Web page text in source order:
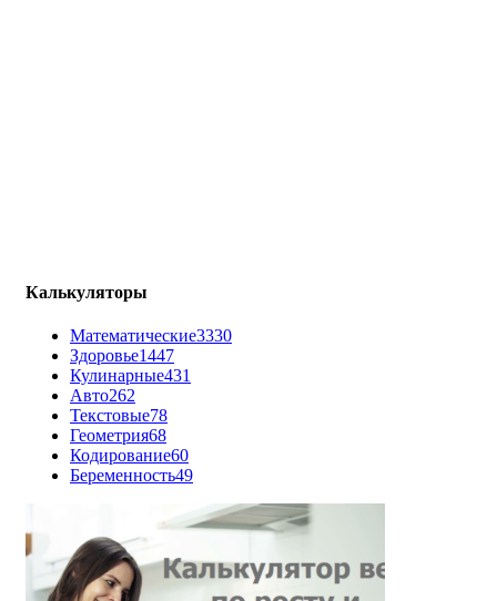
Калькуляторы
Математические3330
Здоровье1447
Кулинарные431
Авто262
Текстовые78
Геометрия68
Кодирование60
Беременность49